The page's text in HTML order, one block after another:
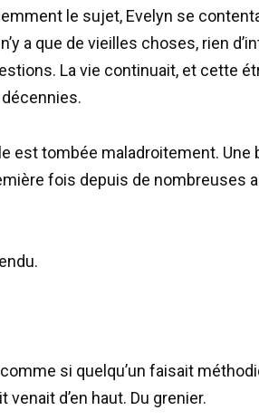
le sujet, Evelyn se
a que de vieilles choses, rien
La vie continuait, et cette
est tombée maladroitement. Une
fois depuis de nombreuses
si quelqu’un faisait
d’en haut. Du grenier.